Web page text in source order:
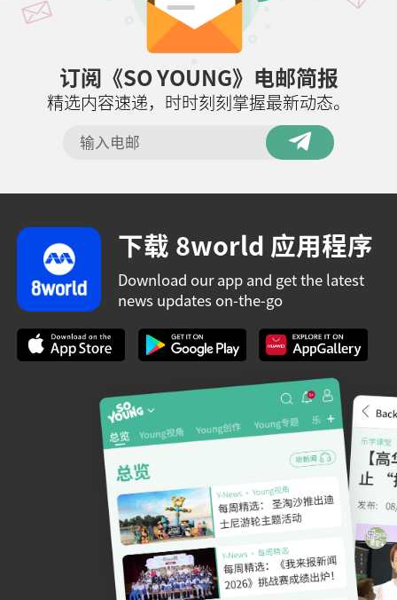
订阅《SO YOUNG》电邮简报
精选内容速递，时时刻刻掌握最新动态。
下载 8world 应用程序
Download our app and get the latest
news updates on-the-go